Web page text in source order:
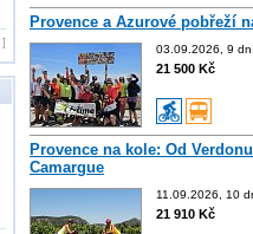
]
Provence a Azurové pobřeží
03.09.2026, 9
21 500 Kč
Provence na kole: Od
Camargue
11.09.2026, 10
21 910 Kč